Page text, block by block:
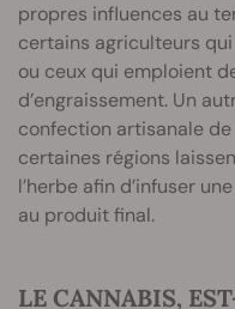
propres influences au
certains agriculteurs
ou ceux qui emploient
d’engraissement. Un
confection artisanale
certaines régions
l’herbe afin d’infuser
au produit final.
LE CANNABIS,